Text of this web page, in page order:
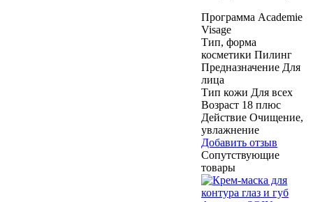
Программа Academie
Visage
Тип, форма
косметики Пилинг
Предназначение Для
лица
Тип кожи Для всех
Возраст 18 плюс
Действие Очищение,
увлажнение
Добавить отзыв
Сопутствующие
товары